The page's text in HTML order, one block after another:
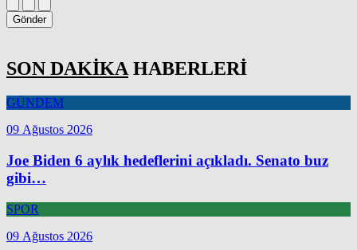
Gönder
SON DAKİKA HABERLERİ
GÜNDEM
09 Ağustos 2026
Joe Biden 6 aylık hedeflerini açıkladı. Senato buz
gibi…
SPOR
09 Ağustos 2026